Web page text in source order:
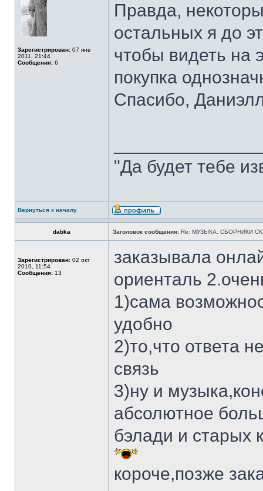
Зарегистрирован: 07 янв
2011, 21:44
Сообщения: 6
Правда,
остальных я до
чтобы видеть на
покупка
Спасибо,
"Да будет тебе
Вернуться к началу
dabka Заголовок сообщения: Re: МУЗЫКА. СБОРНИКИ
Зарегистрирован: 02 окт
2010, 11:54
Сообщения: 13
заказывала
ориенталь
1)сама
удобно
2)то,что ответа
связь
3)ну и
абсолютное
бэлади и старых
короче,позже